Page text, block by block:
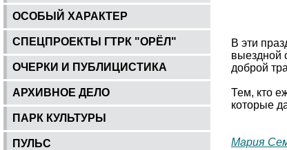
ОСОБЫЙ ХАРАКТЕР
СПЕЦПРОЕКТЫ ГТРК "ОРЁЛ"
ОЧЕРКИ И ПУБЛИЦИСТИКА
АРХИВНОЕ ДЕЛО
ПАРК КУЛЬТУРЫ
ПУЛЬС
В эти
выездной
доброй
Тем, кто
которые
Мария